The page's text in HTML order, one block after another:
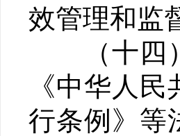
效管理和监
（十四）
《中华人
行条例》等